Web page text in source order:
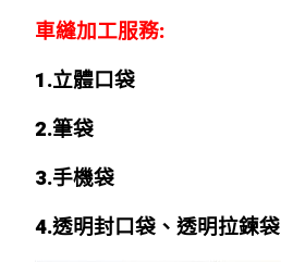
車縫加工服務:
1.立體口袋
2.筆袋
3.手機袋
4.透明封口袋、透明拉鍊袋